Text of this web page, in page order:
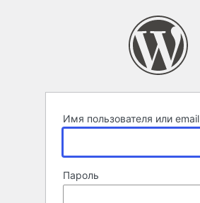
Имя пользователя или email
Пароль